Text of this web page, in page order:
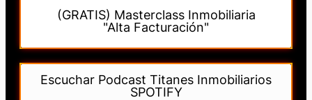
(GRATIS) Masterclass Inmobiliaria
"Alta Facturación"
Escuchar Podcast Titanes Inmobiliarios
SPOTIFY